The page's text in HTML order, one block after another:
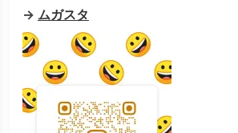
→ ムガスタ